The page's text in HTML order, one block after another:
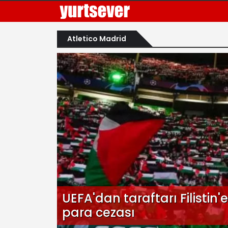
Atletico Madrid
UEFA'dan taraftarı
para cezası